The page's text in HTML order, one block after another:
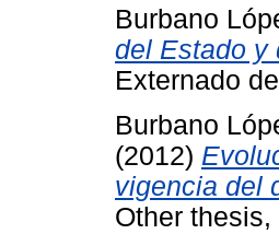
Burbano
del Estado y
Externado
Burbano
(2012)
vigencia del
Other